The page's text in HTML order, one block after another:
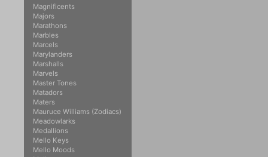
Magnificents
Majors
Marathons
Marbles
Marcels
Marylanders
Marshalls
Marvels
Master Tones
Matadors
Maters
Mauruce Williams (Zodiacs)
Meadowlarks
Medallions
Mello Keys
Mello Moods